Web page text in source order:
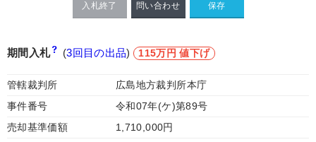
入札終了 問い合わせ
期間入札 (3回目の出品) 115万円 値下げ
管轄裁判所
広島地方裁判所本庁
事件番号
令和07年(ケ)第89号
売却基準価額
1,710,000円